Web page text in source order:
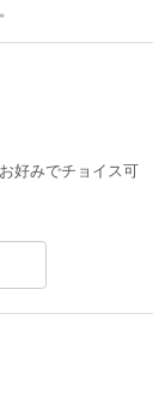
好みでチョイス可